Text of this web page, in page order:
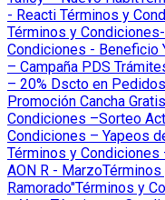
- Reacti Términos y
Términos y
Condiciones - Beneficio
– Campaña PDS
– 20% Dscto en
Promoción Cancha
Condiciones –Sorteo
Condiciones – Yapeos
Términos y
AON R - Marzo
Ramorado"Términos y